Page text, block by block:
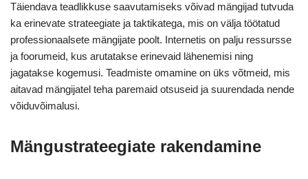
Täiendava teadlikkuse saavutamiseks võivad mängijad tutvuda
ka erinevate strateegiate ja taktikatega, mis on välja töötatud
professionaalsete mängijate poolt. Internetis on palju ressursse
ja foorumeid, kus arutatakse erinevaid lähenemisi ning
jagatakse kogemusi. Teadmiste omamine on üks võtmeid, mis
aitavad mängijatel teha paremaid otsuseid ja suurendada nende
võiduvõimalusi.
Mängustrateegiate rakendamine